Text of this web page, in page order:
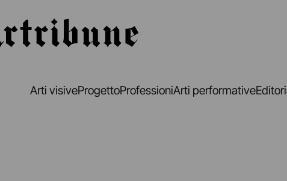
Arti visiveProgettoProfessioniArti performative